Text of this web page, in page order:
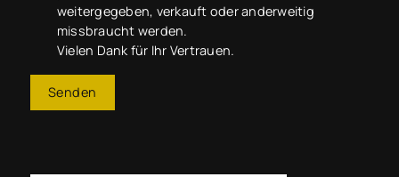
weitergegeben, verkauft oder anderweitig
missbraucht werden.
Vielen Dank für Ihr Vertrauen.
Senden